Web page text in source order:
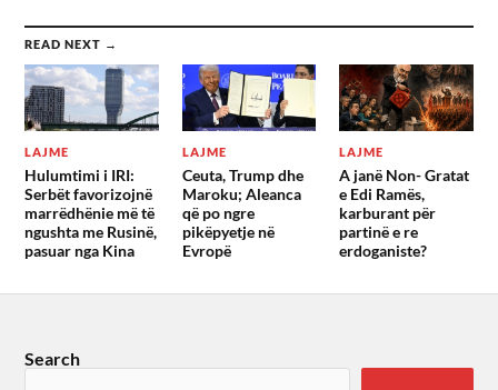
READ NEXT →
LAJME
Hulumtimi i IRI:
Serbët favorizojnë
marrëdhënie më të
ngushta me Rusinë,
pasuar nga Kina
LAJME
Ceuta, Trump dhe
Maroku; Aleanca
që po ngre
pikëpyetje në
Evropë
LAJME
A janë Non- Gratat
e Edi Ramës,
karburant për
partinë e re
erdoganiste?
Search